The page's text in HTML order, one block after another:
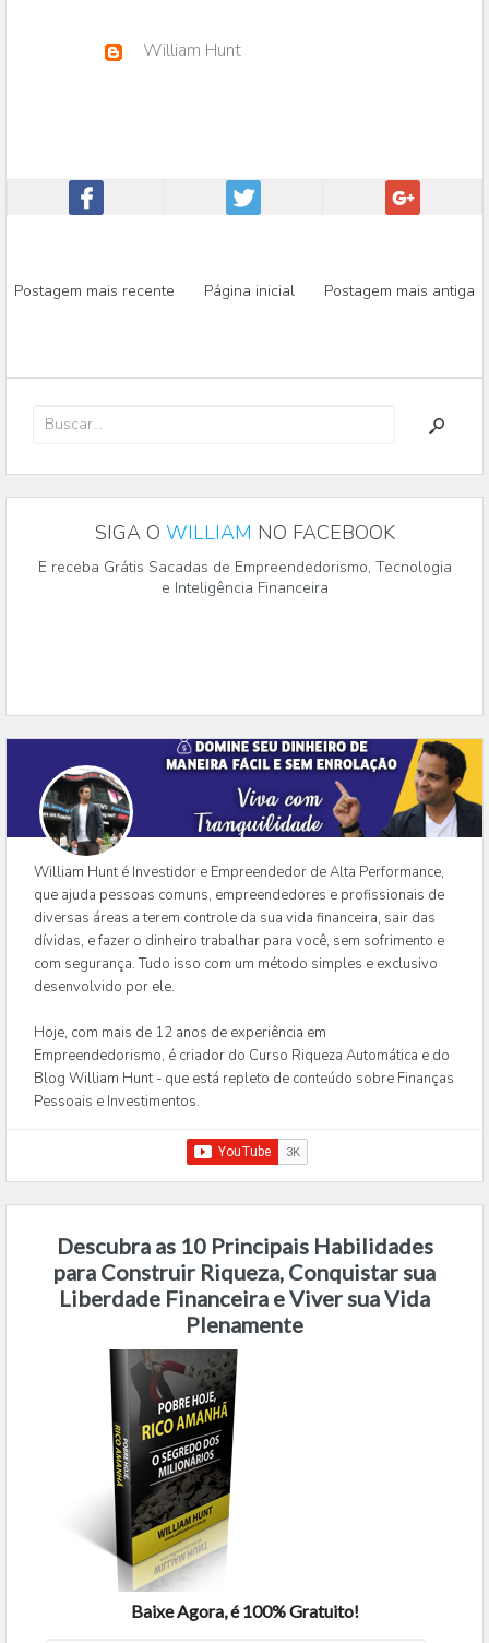
William Hunt
Postagem mais recente Página inicial Postagem mais antiga
SIGA O WILLIAM NO FACEBOOK
E receba Grátis Sacadas de Empreendedorismo, Tecnologia
e Inteligência Financeira
William Hunt é Investidor e Empreendedor de Alta Performance,
que ajuda pessoas comuns, empreendedores e profissionais de
diversas áreas a terem controle da sua vida financeira, sair das
dívidas, e fazer o dinheiro trabalhar para você, sem sofrimento e
com segurança. Tudo isso com um método simples e exclusivo
desenvolvido por ele.
Hoje, com mais de 12 anos de experiência em
Empreendedorismo, é criador do Curso Riqueza Automática e do
Blog William Hunt - que está repleto de conteúdo sobre Finanças
Pessoais e Investimentos.
Descubra as 10 Principais Habilidades
para Construir Riqueza, Conquistar sua
Liberdade Financeira e Viver sua Vida
Plenamente
Baixe Agora, é 100% Gratuito!